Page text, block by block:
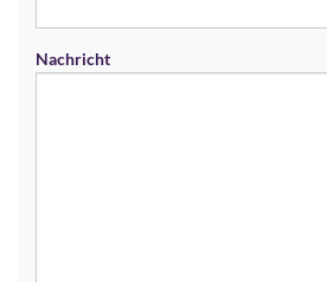
Nachricht